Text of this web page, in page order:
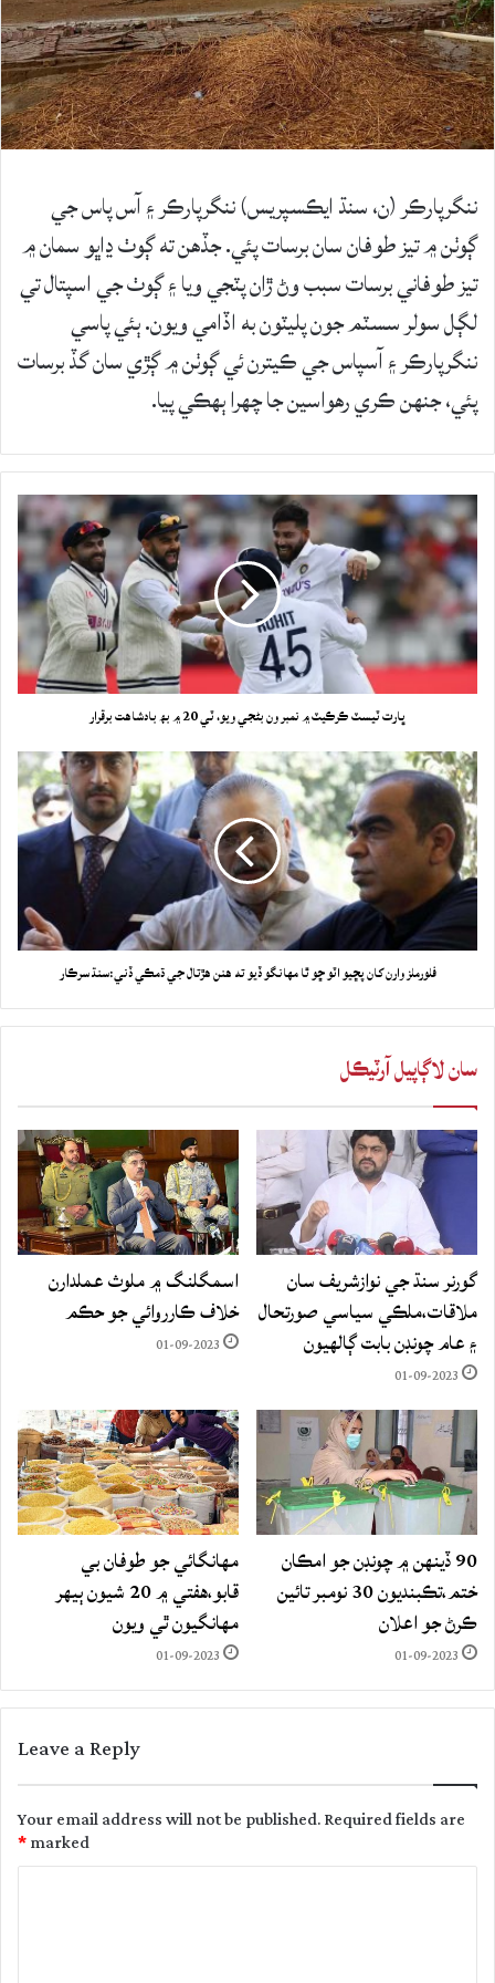
ننگرپارڪر (ن، سنڌ ايڪسپريس) ننگرپارڪر ۽ آس پاس جي
ڳوٺن ۾ تيز طوفان سان برسات پئي. جڏهن ته ڳوٺ ڍاڀو سمان ۾
تيز طوفاني برسات سبب وڻ ڙان پٽجي ويا ۽ ڳوٺ جي اسپتال تي
لڳل سولر سسٽم جون پليٽون به اڏامي ويون. ٻئي پاسي
ننگرپارڪر ۽ آسپاس جي ڪيترن ئي ڳوٺن ۾ ڳڙي سان گڏ برسات
پئي، جنهن ڪري رهواسين جا چهرا ٻهڪي پيا.
ڀارت ٽيسٽ ڪرڪيٽ ۾ نمبر ون بڻجي ويو، ٽي 20 ۾ بھ بادشاهت برقرار
فلورملز وارن کان پڇيو اٽو ڇو ٿا مهانگو ڏيو ته هنن هڙتال جي ڌمڪي ڏني:سنڌ سرڪار
سان لاڳاپيل آرٽيڪل
گورنر سنڌ جي نوازشريف سان
ملاقات،ملڪي سياسي صورتحال
۽ عام چونڊن بابت ڳالهيون
01-09-2023
اسمگلنگ ۾ ملوث عملدارن
خلاف ڪارروائي جو حڪم
01-09-2023
90 ڏينهن ۾ چونڊن جو امڪان
ختم،تڪبنديون 30 نومبر تائين
ڪرڻ جو اعلان
01-09-2023
مهانگائي جو طوفان بي
قابو،هفتي ۾ 20 شيون ٻيهر
مهانگيون ٿي ويون
01-09-2023
Leave a Reply
Your email address will not be published.Required fields are
marked
*